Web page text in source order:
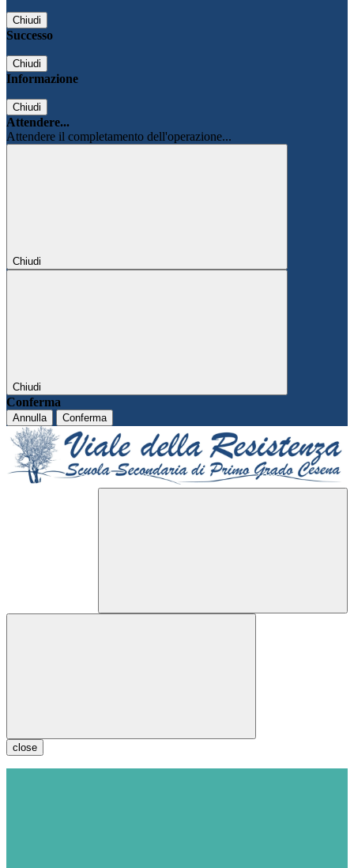
Chiudi
Successo
Chiudi
Informazione
Chiudi
Attendere...
Attendere il completamento dell'operazione...
Chiudi
Chiudi
Conferma
Annulla Conferma
close